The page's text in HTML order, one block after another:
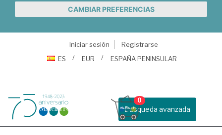
CAMBIAR PREFERENCIAS
Iniciar sesión
Registrarse
ES
EUR ESPAÑA PENINSULAR
Busqueda avanzada
0